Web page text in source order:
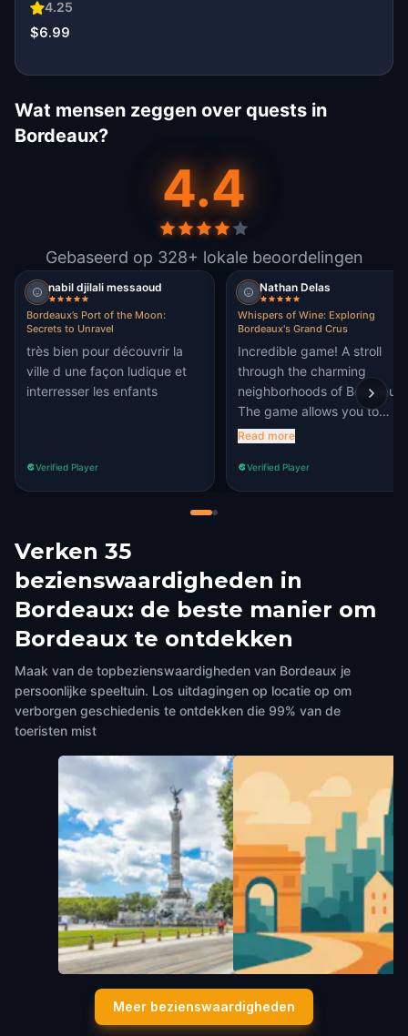
4.25
$6.99
Wat mensen zeggen over quests in
Bordeaux?
4.4
Gebaseerd op 328+ lokale beoordelingen
nabil djilali messaoud
Bordeaux’s Port of the Moon:
Secrets to Unravel
très bien pour découvrir la
ville d une façon ludique et
interresser les enfants
Verified Player
Nathan Delas
Whispers of Wine: Exploring
Bordeaux's Grand Crus
Incredible game! A stroll
through the charming
neighborhoods of Bordeaux!
The game allows you to
discover unique anecdotes
riddles. A great time!!
Read more
Verified Player
Verken 35
bezienswaardigheden in
Bordeaux: de beste manier om
Bordeaux te ontdekken
Maak van de topbezienswaardigheden van Bordeaux je
persoonlijke speeltuin. Los uitdagingen op locatie op om
verborgen geschiedenis te ontdekken die 99% van de
toeristen mist
Monument aux Girondins
Bordeaux,France
Musée de l’Histoire
Bordeaux
Bordeaux,France
Meer bezienswaardigheden